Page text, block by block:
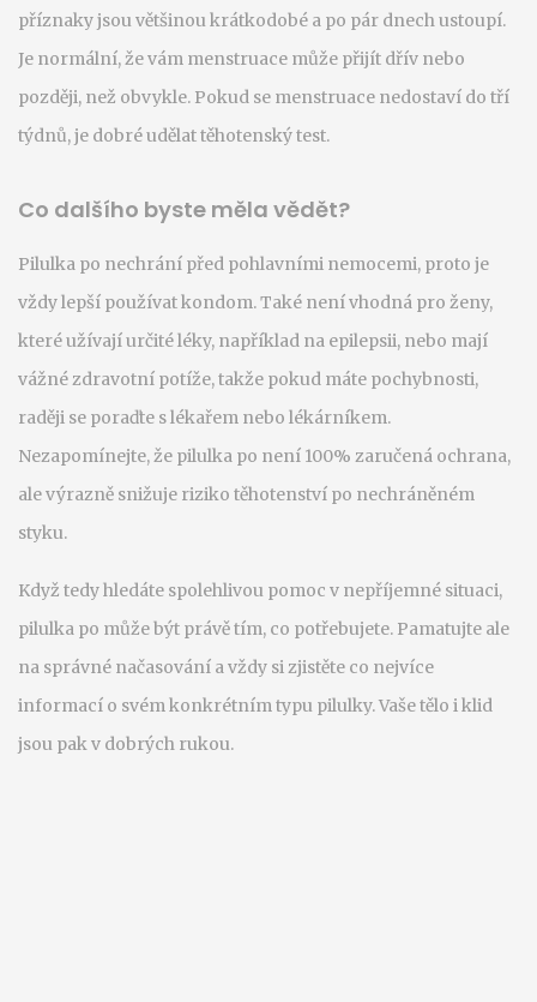
příznaky jsou většinou krátkodobé a po pár dnech ustoupí.
Je normální, že vám menstruace může přijít dřív nebo
později, než obvykle. Pokud se menstruace nedostaví do tří
týdnů, je dobré udělat těhotenský test.
Co dalšího byste měla vědět?
Pilulka po nechrání před pohlavními nemocemi, proto je
vždy lepší používat kondom. Také není vhodná pro ženy,
které užívají určité léky, například na epilepsii, nebo mají
vážné zdravotní potíže, takže pokud máte pochybnosti,
raději se poraďte s lékařem nebo lékárníkem.
Nezapomínejte, že pilulka po není 100% zaručená ochrana,
ale výrazně snižuje riziko těhotenství po nechráněném
styku.
Když tedy hledáte spolehlivou pomoc v nepříjemné situaci,
pilulka po může být právě tím, co potřebujete. Pamatujte ale
na správné načasování a vždy si zjistěte co nejvíce
informací o svém konkrétním typu pilulky. Vaše tělo i klid
jsou pak v dobrých rukou.